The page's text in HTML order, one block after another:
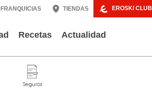
EROSKI CLUB
FRANQUICIAS TIENDAS
Recetas Actualidad